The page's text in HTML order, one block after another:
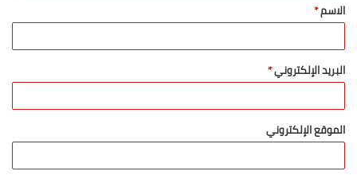
الاسم*
البريد الإلكتروني*
الموقع الإلكتروني